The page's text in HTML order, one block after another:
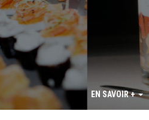
EN SAVOIR +